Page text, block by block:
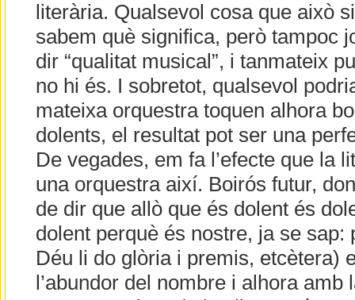
literària. Qualsevol cosa que això
sabem què significa, però tampoc
dir “qualitat musical”, i tanmateix
no hi és. I sobretot, qualsevol
mateixa orquestra toquen alhora
dolents, el resultat pot ser una
De vegades, em fa l’efecte que la
una orquestra així. Boirós futur,
de dir que allò que és dolent és
dolent perquè és nostre, ja se sap:
Déu li do glòria i premis, etcètera)
l’abundor del nombre i alhora amb